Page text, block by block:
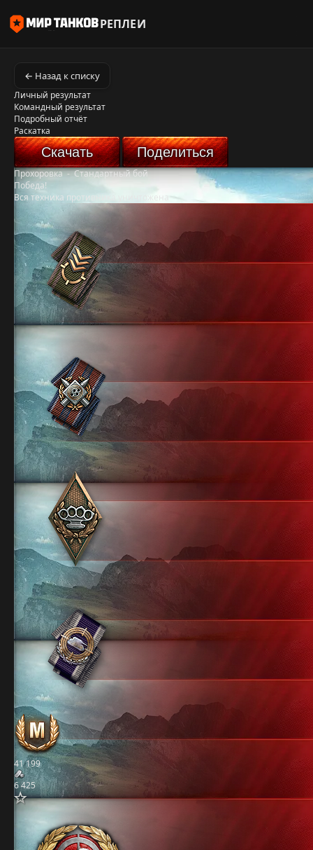
РЕПЛЕИ
← Назад к списку
Личный результат
Командный результат
Подробный отчёт
Раскатка
Скачать Поделиться
Прохоровка-Стандартный бой
Победа!
Вся техника противника уничтожена
41 199
6 425